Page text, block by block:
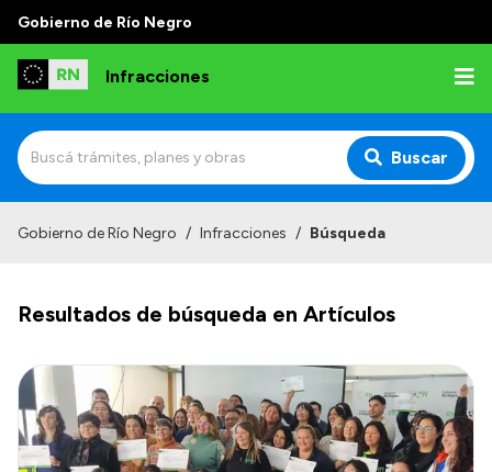
Gobierno de Río Negro
Infracciones
Buscar
Competencias
Autoridades
Normativa
Gobierno de Río Negro / Infracciones / Búsqueda
Resultados de búsqueda en Artículos